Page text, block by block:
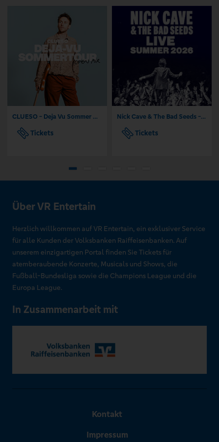
CLUESO - Deja Vu Sommer Open Air
Tickets
Nick Cave & The Bad Seeds - Tour 2026
Tickets
Über VR Entertain
Herzlich willkommen auf VR Entertain, ein exklusiver Service
für alle Kunden der Volksbanken Raiffeisenbanken. Auf
unserem einzigartigen Portal finden Sie Tickets für
atemberaubende Konzerte, Musicals und Shows, die
Fußball-Bundesliga sowie die Champions League und die
Europa League.
In Zusammenarbeit mit
Kontakt
Impressum